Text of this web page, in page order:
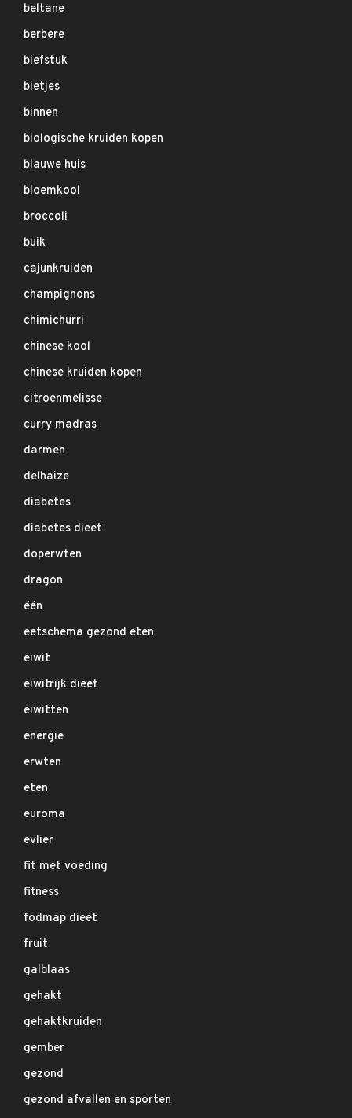
beltane
berbere
biefstuk
bietjes
binnen
biologische kruiden kopen
blauwe huis
bloemkool
broccoli
buik
cajunkruiden
champignons
chimichurri
chinese kool
chinese kruiden kopen
citroenmelisse
curry madras
darmen
delhaize
diabetes
diabetes dieet
doperwten
dragon
één
eetschema gezond eten
eiwit
eiwitrijk dieet
eiwitten
energie
erwten
eten
euroma
evlier
fit met voeding
fitness
fodmap dieet
fruit
galblaas
gehakt
gehaktkruiden
gember
gezond
gezond afvallen en sporten